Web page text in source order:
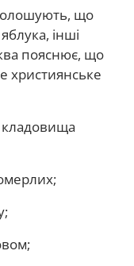
що
інші
пояснює, що
християнське
кладовища